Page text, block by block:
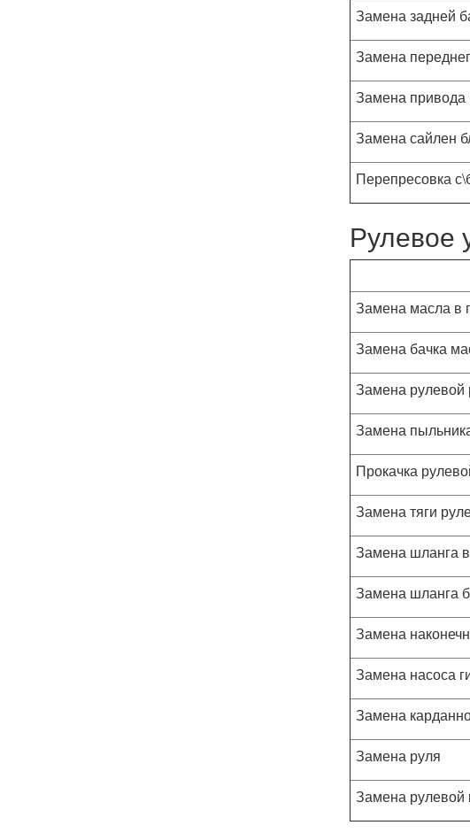
Замена задней
Замена
Замена привода
Замена сайлен
Перепресовка
Рулевое
Замена масла в
Замена бачка
Замена рулевой
Замена
Прокачка
Замена тяги
Замена шланга
Замена шланга
Замена
Замена насоса
Замена
Замена руля
Замена рулевой